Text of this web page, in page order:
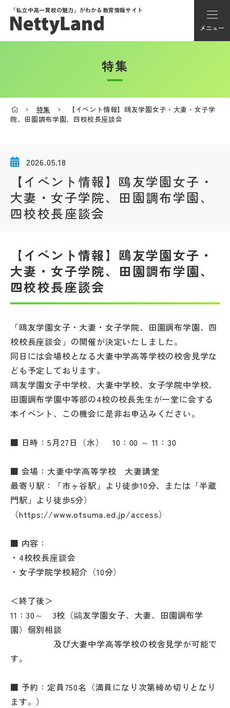
「私立中高一貫校の魅力」がわかる教育情報サイト
メニュー
アカウント登録
メニュー
学校動画
私学探検隊
帰国生受験情報
説明会・イベント情報
学校からのお知らせ
学校HP最新情報
特集
NettyLandかわら版
その他
お問い合わせ
サイトマップ
運営会社
特集
特集
【イベント情報】鴎友学園女子・大妻・女子学
院、田園調布学園、四校校長座談会
2026.05.18
【イベント情報】鴎友学園女子・
大妻・女子学院、田園調布学園、
四校校長座談会
【イベント情報】鴎友学園女子・
大妻・女子学院、田園調布学園、
四校校長座談会
「鴎友学園女子・大妻・女子学院、田園調布学園、四
校校長座談会」の開催が決定いたしました。
同日には会場校となる大妻中学高等学校の校舎見学な
ども予定しております。
鴎友学園女子中学校、大妻中学校、女子学院中学校、
田園調布学園中等部の4校の校長先生が一堂に会する
本イベント、この機会に是非お申込みください。
■ 日時：5月27日（水） 10：00 ～ 11：30
■ 会場：大妻中学高等学校 大妻講堂
最寄り駅：「市ヶ谷駅」より徒歩10分、または「半蔵
門駅」より徒歩5分）
（https://www.otsuma.ed.jp/access）
■ 内容：
・4校校長座談会
・女子学院学校紹介（10分）
＜終了後＞
11：30～ 3校（鷗友学園女子、大妻、田園調布学
園）個別相談
及び大妻中学高等学校の校舎見学が可能で
す。
■ 予約：定員750名（満員になり次第締め切りとなり
ます。）